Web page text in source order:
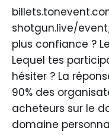
shotgun.live/
plus confiance ?
Lequel tes
hésiter ? La
90% des
acheteurs sur le
domaine